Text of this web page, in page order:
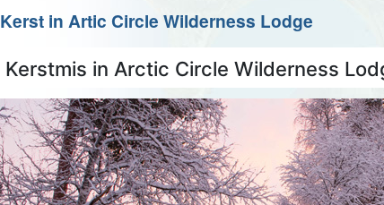
Kerst in Artic Circle Wilderness Lodge
Kerstmis in Arctic Circle Wilderness